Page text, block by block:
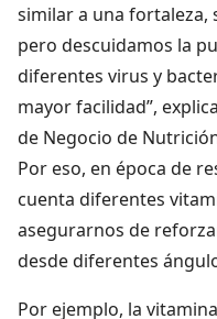
similar a una fortaleza,
pero descuidamos la
diferentes virus y
mayor facilidad”,
de Negocio de
Por eso, en época de
cuenta diferentes
asegurarnos de
desde diferentes
Por ejemplo, la